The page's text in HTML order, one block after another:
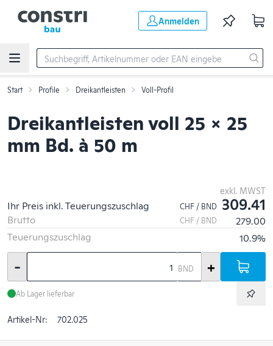
Anmelden
Start Profile Dreikantleisten Voll-Profil
Dreikantleisten voll 25 x 25
mm Bd. à 50 m
exkl. MWST
Ihr Preis inkl. Teuerungszuschlag CHF / BND 309.41
Brutto CHF / BND
279.00
Teuerungszuschlag
10.9%
- BND +
Ab Lager lieferbar
Artikel-Nr: 702.025